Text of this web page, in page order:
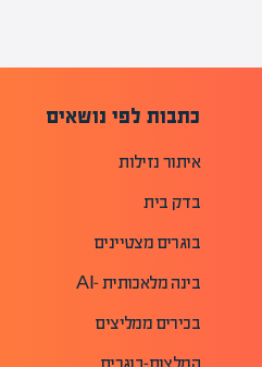
כתבות לפי נושאים
איתור נזילות
בדק בית
בוגרים מצטיינים
בינה מלאכותית -AI
בכירים ממליצים